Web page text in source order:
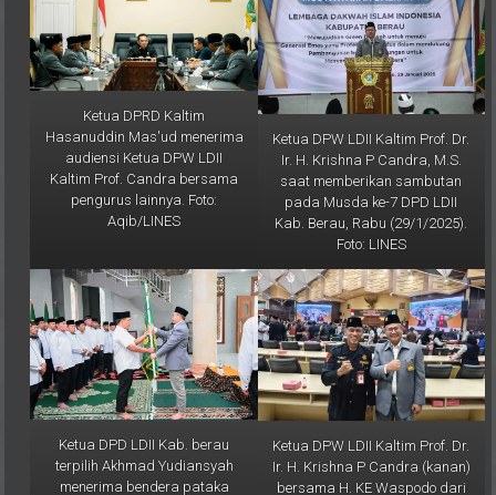
Ketua DPRD Kaltim
Hasanuddin Mas'ud menerima
audiensi Ketua DPW LDII
Kaltim Prof. Candra bersama
pengurus lainnya. Foto:
Aqib/LINES
Ketua DPW LDII Kaltim Prof. Dr.
Ir. H. Krishna P Candra, M.S.
saat memberikan sambutan
pada Musda ke-7 DPD LDII
Kab. Berau, Rabu (29/1/2025).
Foto: LINES
Ketua DPD LDII Kab. berau
terpilih Akhmad Yudiansyah
menerima bendera pataka
dari Prof. Candra sebagai
Ketua DPW LDII Kaltim Prof. Dr.
Ir. H. Krishna P Candra (kanan)
bersama H. KE Waspodo dari
Senkom Mitra Polri Kaltim usai